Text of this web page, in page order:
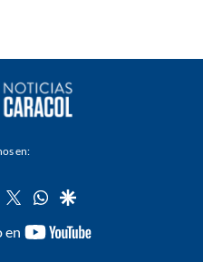
en:
instagram
twitterwhatsapp
google
en
youtube-